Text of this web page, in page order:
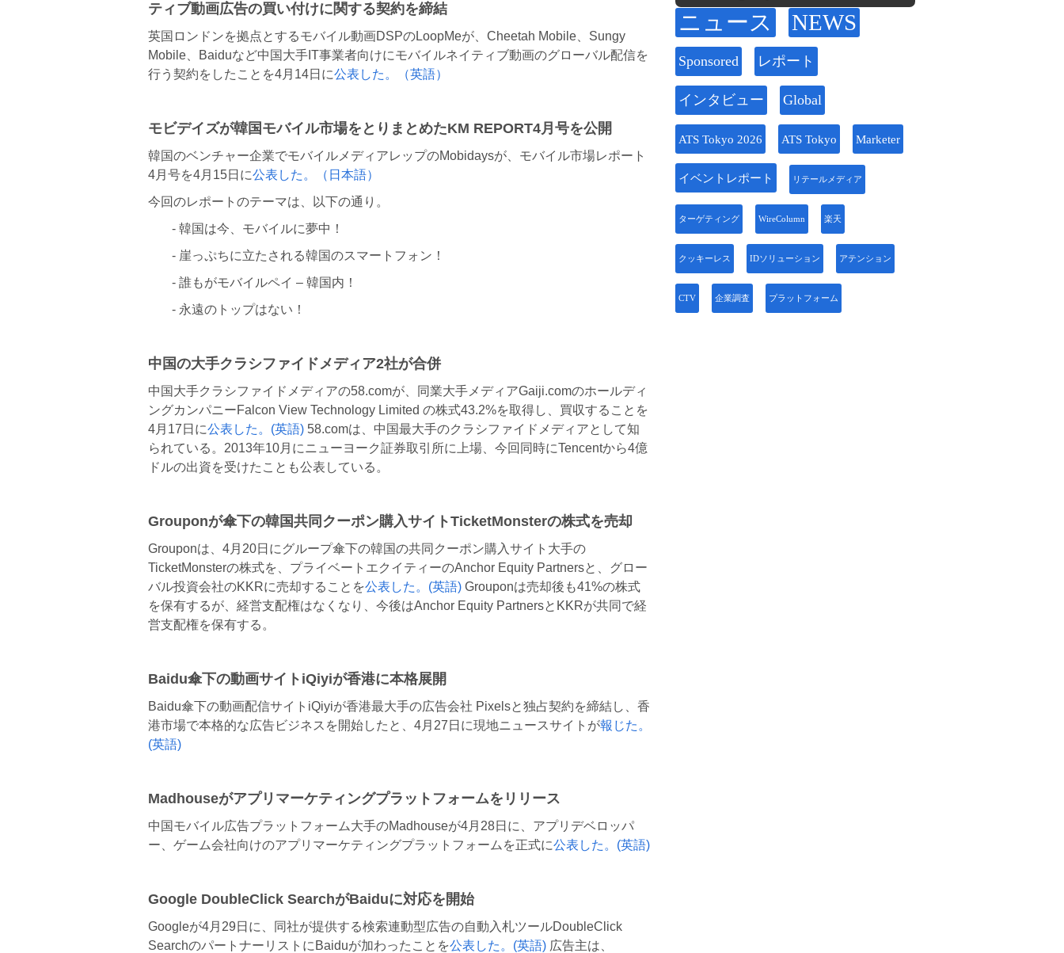
ティブ動画広告の買い付けに関する契約を締結
英国ロンドンを拠点とするモバイル動画DSPのLoopMeが、Cheetah Mobile、Sungy
Mobile、Baiduなど中国大手IT事業者向けにモバイルネイティブ動画のグローバル配信を
行う契約をしたことを4月14日に公表した。（英語）
モビデイズが韓国モバイル市場をとりまとめたKM REPORT4月号を公開
韓国のベンチャー企業でモバイルメディアレップのMobidaysが、モバイル市場レポート
4月号を4月15日に公表した。（日本語）
今回のレポートのテーマは、以下の通り。
- 韓国は今、モバイルに夢中！
- 崖っぷちに立たされる韓国のスマートフォン！
- 誰もがモバイルペイ – 韓国内！
- 永遠のトップはない！
中国の大手クラシファイドメディア2社が合併
中国大手クラシファイドメディアの58.comが、同業大手メディアGaiji.comのホールディ
ングカンパニーFalcon View Technology Limited の株式43.2%を取得し、買収することを
4月17日に公表した。(英語) 58.comは、中国最大手のクラシファイドメディアとして知
られている。2013年10月にニューヨーク証券取引所に上場、今回同時にTencentから4億
ドルの出資を受けたことも公表している。
Grouponが傘下の韓国共同クーポン購入サイトTicketMonsterの株式を売却
Grouponは、4月20日にグループ傘下の韓国の共同クーポン購入サイト大手の
TicketMonsterの株式を、プライベートエクイティーのAnchor Equity Partnersと、グロー
バル投資会社のKKRに売却することを公表した。(英語) Grouponは売却後も41%の株式
を保有するが、経営支配権はなくなり、今後はAnchor Equity PartnersとKKRが共同で経
営支配権を保有する。
Baidu傘下の動画サイトiQiyiが香港に本格展開
Baidu傘下の動画配信サイトiQiyiが香港最大手の広告会社 Pixelsと独占契約を締結し、香
港市場で本格的な広告ビジネスを開始したと、4月27日に現地ニュースサイトが報じた。
(英語)
Madhouseがアプリマーケティングプラットフォームをリリース
中国モバイル広告プラットフォーム大手のMadhouseが4月28日に、アプリデベロッパ
ー、ゲーム会社向けのアプリマーケティングプラットフォームを正式に公表した。(英語)
Google DoubleClick SearchがBaiduに対応を開始
Googleが4月29日に、同社が提供する検索連動型広告の自動入札ツールDoubleClick
SearchのパートナーリストにBaiduが加わったことを公表した。(英語) 広告主は、
ニュース NEWS
Sponsored レポート
インタビュー Global
ATS Tokyo 2026 ATS Tokyo Marketer
イベントレポート リテールメディア
ターゲティング WireColumn 楽天
クッキーレス IDソリューション アテンション
CTV 企業調査 プラットフォーム